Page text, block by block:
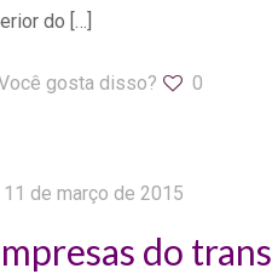
do […]
gosta disso? 0
11 de março de 2015
do